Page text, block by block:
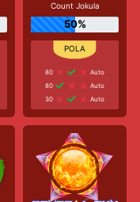
Count Jokula
50%
80
Auto
80
Auto
30
Auto